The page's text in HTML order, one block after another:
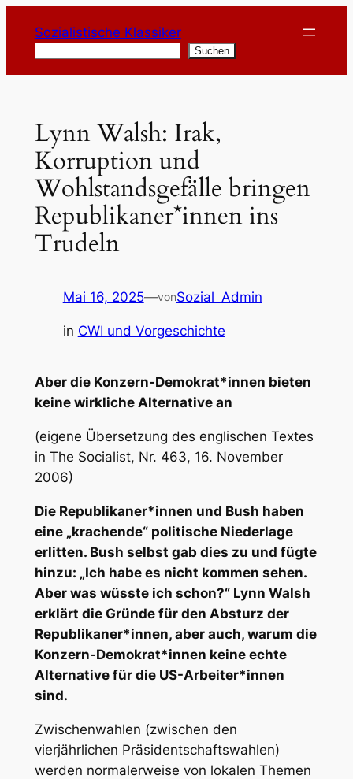
Inhalt
springen
Sozialistische Klassiker
Suchen
Lynn Walsh: Irak,
Korruption und
Wohlstandsgefälle bringen
Republikaner*innen ins
Trudeln
Mai 16, 2025—vonSozial_Admin
in CWI und Vorgeschichte
Aber die Konzern-Demokrat*innen bieten
keine wirkliche Alternative an
(eigene Übersetzung des englischen Textes
in The Socialist, Nr. 463, 16. November
2006)
Die Republikaner*innen und Bush haben
eine „krachende“ politische Niederlage
erlitten. Bush selbst gab dies zu und fügte
hinzu: „Ich habe es nicht kommen sehen.
Aber was wüsste ich schon?“ Lynn Walsh
erklärt die Gründe für den Absturz der
Republikaner*innen, aber auch, warum die
Konzern-Demokrat*innen keine echte
Alternative für die US-Arbeiter*innen
sind.
Zwischenwahlen (zwischen den
vierjährlichen Präsidentschaftswahlen)
werden normalerweise von lokalen Themen